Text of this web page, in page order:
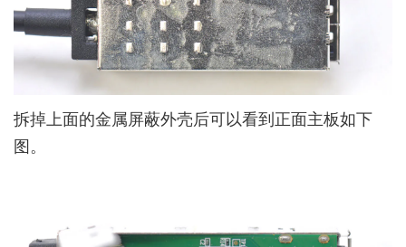
拆掉上面的金属屏蔽外壳后可以看到正面主板如下
图。